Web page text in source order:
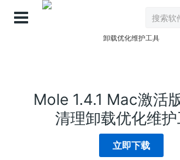
Mole 1.4.1 Mac激活
清理卸载优化维
立即下载